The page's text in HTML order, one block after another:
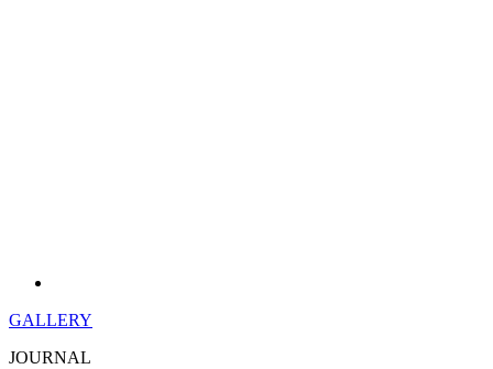
GALLERY
JOURNAL